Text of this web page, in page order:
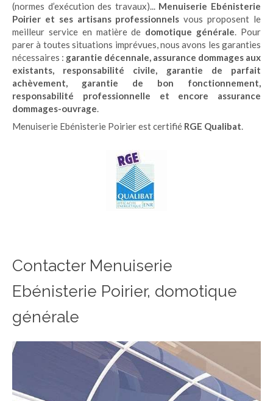
(normes d’exécution des travaux)... Menuiserie Ebénisterie
Poirier et ses artisans professionnels vous proposent le
meilleur service en matière de domotique générale. Pour
parer à toutes situations imprévues, nous avons les garanties
nécessaires : garantie décennale, assurance dommages aux
existants, responsabilité civile, garantie de parfait
achèvement, garantie de bon fonctionnement,
responsabilité professionnelle et encore assurance
dommages-ouvrage.
Menuiserie Ebénisterie Poirier est certifié RGE Qualibat.
Contacter Menuiserie
Ebénisterie Poirier, domotique
générale